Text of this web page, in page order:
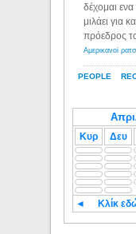
PEOPLE
δέχομαι
μιλάει για
πρόεδρος
Κυρ Δευ
◄ Κλίκ